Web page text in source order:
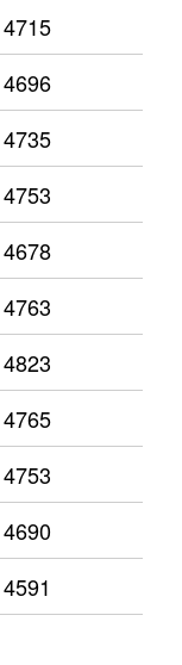
4715
4696
4735
4753
4678
4763
4823
4765
4753
4690
4591